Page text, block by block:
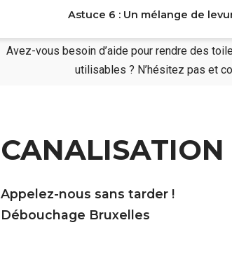
Astuce 6 : Un mélange de
Avez-vous besoin d’aide pour rendre des
utilisables ? N’hésitez pas et
CANALISATION
Appelez-nous sans tarder !
Débouchage Bruxelles